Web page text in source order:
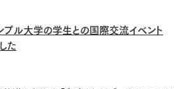
プル大学の学生との国際交流イベント
た